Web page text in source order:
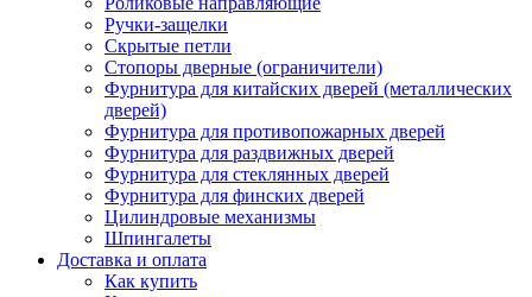
Ручки-защелки
Скрытые петли
Стопоры дверные (ограничители)
Фурнитура для китайских дверей (металлических
дверей)
Фурнитура для противопожарных дверей
Фурнитура для раздвижных дверей
Фурнитура для стеклянных дверей
Фурнитура для финских дверей
Цилиндровые механизмы
Шпингалеты
Доставка и оплата
Как купить